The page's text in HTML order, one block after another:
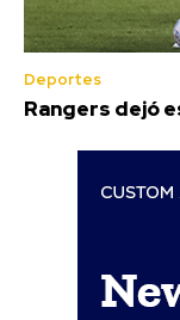
Deportes
Rangers dejó